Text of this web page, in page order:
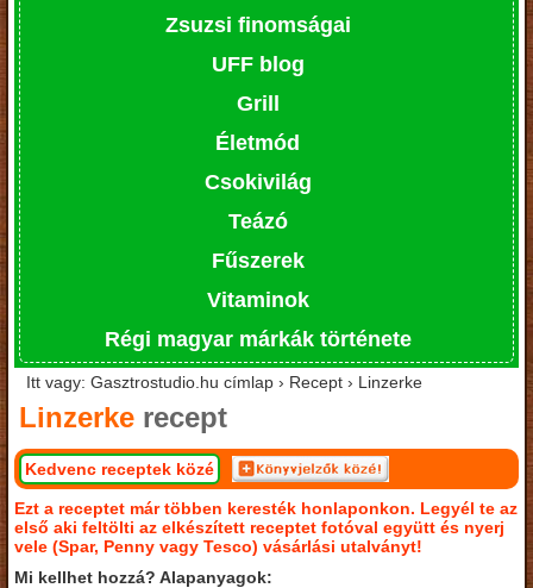
Zsuzsi finomságai
UFF blog
Grill
Életmód
Csokivilág
Teázó
Fűszerek
Vitaminok
Régi magyar márkák története
Itt vagy: Gasztrostudio.hu címlap › Recept › Linzerke
Linzerke recept
Kedvenc receptek közé
Ezt a receptet már többen keresték honlaponkon. Legyél te az
első aki feltölti az elkészített receptet fotóval együtt és nyerj
vele (Spar, Penny vagy Tesco) vásárlási utalványt!
Mi kellhet hozzá? Alapanyagok: